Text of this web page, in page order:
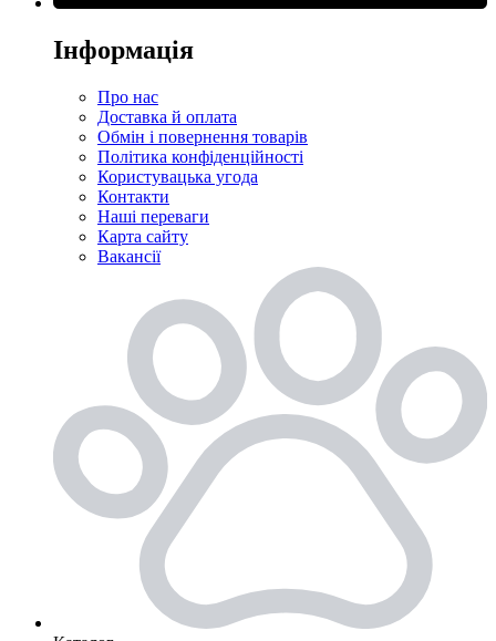
Інформація
Про нас
Доставка й оплата
Обмін і повернення товарів
Політика конфіденційності
Користувацька угода
Контакти
Наші переваги
Карта сайту
Вакансії